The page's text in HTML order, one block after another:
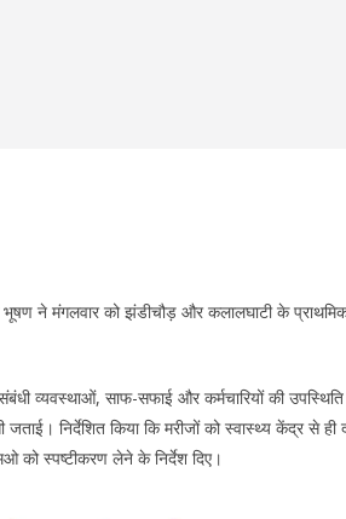
भूषण ने मंगलवार को झंडीचौड़ और कलालघाटी के
व्यवस्थाओं, साफ-सफाई और कर्मचारियों की
निर्देशित किया कि मरीजों को स्वास्थ्य केंद्र से
को स्पष्टीकरण लेने के निर्देश दिए।